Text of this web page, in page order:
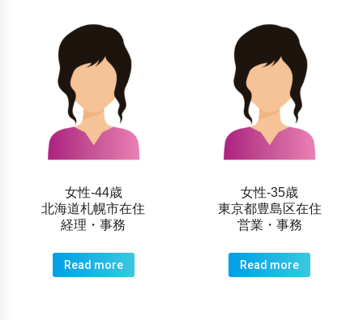
女性-44歳
北海道札幌市在住
経理・事務
Read more
女性-35歳
東京都豊島区在住
営業・事務
Read more